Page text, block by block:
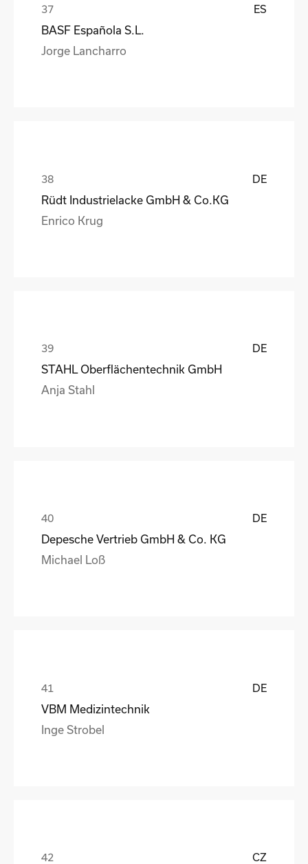
ES
BASF Española S.L.
Jorge Lancharro
DE
Rüdt Industrielacke GmbH & Co.KG
Enrico Krug
DE
STAHL Oberflächentechnik GmbH
Anja Stahl
DE
Depesche Vertrieb GmbH & Co. KG
Michael Loß
DE
VBM Medizintechnik
Inge Strobel
CZ